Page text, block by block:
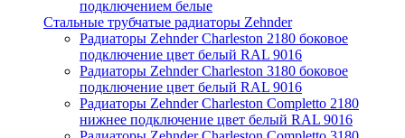
подключением белые
Стальные трубчатые радиаторы Zehnder
Радиаторы Zehnder Charleston 2180 боковое
подключение цвет белый RAL 9016
Радиаторы Zehnder Charleston 3180 боковое
подключение цвет белый RAL 9016
Радиаторы Zehnder Charleston Completto 2180
нижнее подключение цвет белый RAL 9016